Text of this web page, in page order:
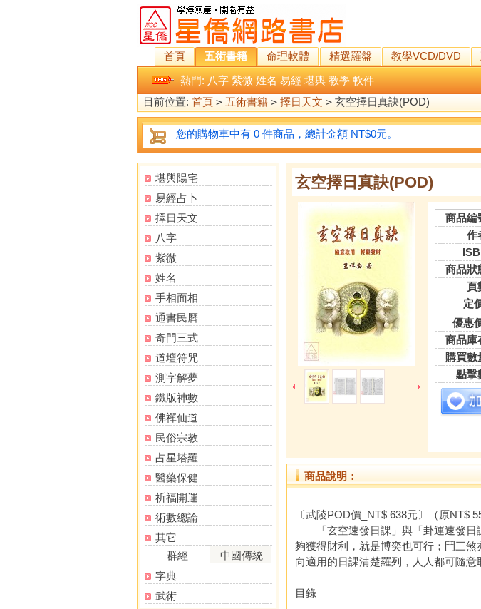
首頁 五術書籍 命理軟體 精選羅盤 教學VCD/DVD
熱門: 八字 紫微 姓名 易經 堪輿 教學 軟件
目前位置: 首頁 > 五術書籍 > 擇日天文 > 玄空擇日真訣(POD)
您的購物車中有 0 件商品，總計金額 NT$0元。
堪輿陽宅
易經占卜
擇日天文
八字
紫微
姓名
手相面相
通書民曆
奇門三式
道壇符咒
測字解夢
鐵版神數
佛禪仙道
民俗宗教
占星塔羅
醫藥保健
祈福開運
術數總論
其它
群經
中國傳統
字典
武術
玄空擇日真訣(POD)
商品編
作
商品狀
頁
定
優惠
商品庫
購買數
點擊
商品說明：
〔武陵POD價_NT$ 638元〕（原NT$
「玄空速發日課」與「卦運速發日
夠獲得財利，就是博奕也可行；鬥三
向適用的日課清楚羅列，人人都可隨意
目錄